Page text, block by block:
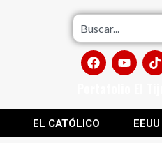
EL CATÓLICO EEUU